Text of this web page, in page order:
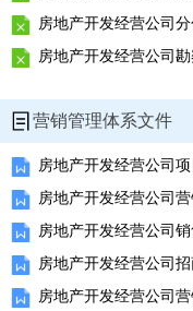
房地产开发经营公司
房地产开发经营公司
营销管理体系文件
房地产开发经营公司
房地产开发经营公司
房地产开发经营公司
房地产开发经营公司
房地产开发经营公司